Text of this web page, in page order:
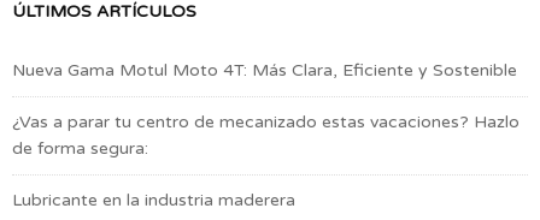
ÚLTIMOS ARTÍCULOS
Nueva Gama Motul Moto 4T: Más Clara, Eficiente y Sostenible
¿Vas a parar tu centro de mecanizado estas vacaciones? Hazlo
de forma segura:
Lubricante en la industria maderera